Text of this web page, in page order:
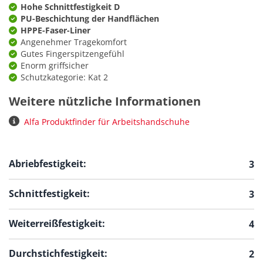
Hohe Schnittfestigkeit D
PU-Beschichtung der Handflächen
HPPE-Faser-Liner
Angenehmer Tragekomfort
Gutes Fingerspitzengefühl
Enorm griffsicher
Schutzkategorie: Kat 2
Weitere nützliche Informationen
Alfa Produktfinder für Arbeitshandschuhe
Abriebfestigkeit: 3
Schnittfestigkeit: 3
Weiterreißfestigkeit: 4
Durchstichfestigkeit: 2